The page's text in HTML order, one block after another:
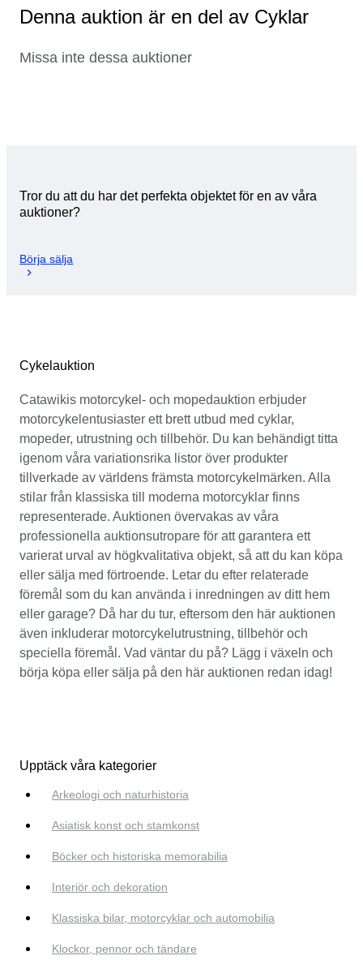
Denna auktion är en del av Cyklar
Missa inte dessa auktioner
Tror du att du har det perfekta objektet för en av våra
auktioner?
Börja sälja
Cykelauktion
Catawikis motorcykel- och mopedauktion erbjuder
motorcykelentusiaster ett brett utbud med cyklar,
mopeder, utrustning och tillbehör. Du kan behändigt titta
igenom våra variationsrika listor över produkter
tillverkade av världens främsta motorcykelmärken. Alla
stilar från klassiska till moderna motorcyklar finns
representerade. Auktionen övervakas av våra
professionella auktionsutropare för att garantera ett
varierat urval av högkvalitativa objekt, så att du kan köpa
eller sälja med förtroende. Letar du efter relaterade
föremål som du kan använda i inredningen av ditt hem
eller garage? Då har du tur, eftersom den här auktionen
även inkluderar motorcykelutrustning, tillbehör och
speciella föremål. Vad väntar du på? Lägg i växeln och
börja köpa eller sälja på den här auktionen redan idag!
Upptäck våra kategorier
Arkeologi och naturhistoria
Asiatisk konst och stamkonst
Böcker och historiska memorabilia
Interiör och dekoration
Klassiska bilar, motorcyklar och automobilia
Klockor, pennor och tändare